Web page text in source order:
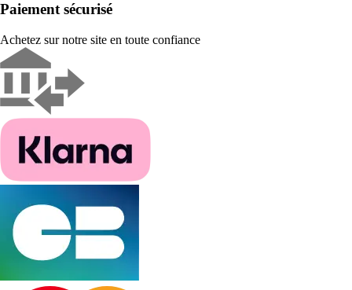
Paiement sécurisé
Achetez sur notre site en toute confiance